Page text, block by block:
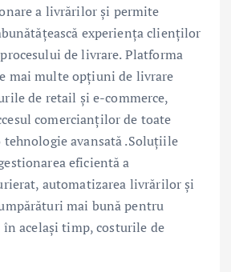
a livrărilor și permite
experiența clienților
de livrare. Platforma
mai multe opțiuni de livrare
de retail și e-commerce,
comercianților de toate
avansată .Soluțiile
eficientă a
automatizarea livrărilor și
mai bună pentru
același timp, costurile de